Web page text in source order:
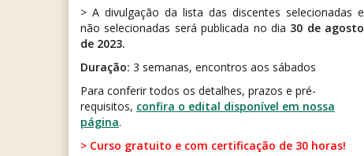
> A divulgação da lista das discentes selecionadas e
não selecionadas será publicada no dia 30 de agosto
de 2023.
Duração: 3 semanas, encontros aos sábados
Para conferir todos os detalhes, prazos e pré-
requisitos, confira o edital disponível em nossa
página.
> Curso gratuito e com certificação de 30 horas!